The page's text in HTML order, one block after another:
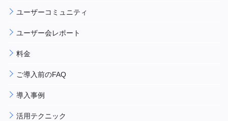
ユーザーコミュニティ
ユーザー会レポート
料金
ご導入前のFAQ
導入事例
活用テクニック